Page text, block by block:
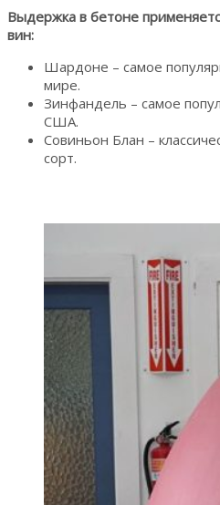
Выдержка в бетоне
вин:
Шардоне – самое
мире.
Зинфандель – самое
США.
Совиньон Блан –
сорт.